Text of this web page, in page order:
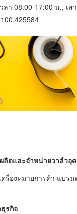
ลา 08:00-17:00 น., เส
ลิตและจำหน่ายวาล์วอุ
องหมายการค้า แบรน
ธุรกิจ